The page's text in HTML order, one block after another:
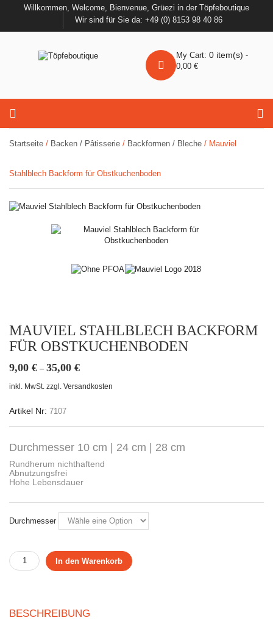
Willkommen, Welcome, Bienvenue, Grüezi in der Töpfeboutique
Wir sind für Sie da: +49 (0) 8153 98 40 86
My Cart: 0 item(s) -
0,00 €
Startseite / Backen / Pâtisserie / Backformen / Bleche / Mauviel
Stahlblech Backform für Obstkuchenboden
MAUVIEL STAHLBLECH BACKFORM
FÜR OBSTKUCHENBODEN
9,00 € – 35,00 €
inkl. MwSt. zzgl. Versandkosten
Artikel Nr: 7107
Durchmesser 10 cm | 24 cm | 28 cm
Rundherum nichthaftend
Abnutzungsfrei
Hohe Lebensdauer
Durchmesser
In den Warenkorb
BESCHREIBUNG